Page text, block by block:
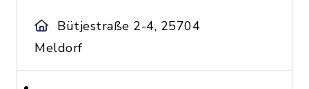
Bütjestraße 2-4, 25704
Meldorf